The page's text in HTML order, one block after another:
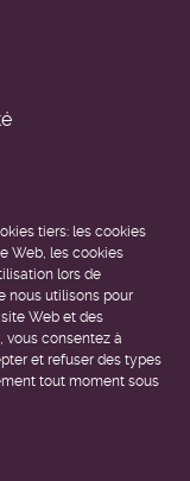
tiers: les cookies
Web, les cookies
lors de
nous utilisons pour
Web et des
vous consentez à
et refuser des types
tout moment sous